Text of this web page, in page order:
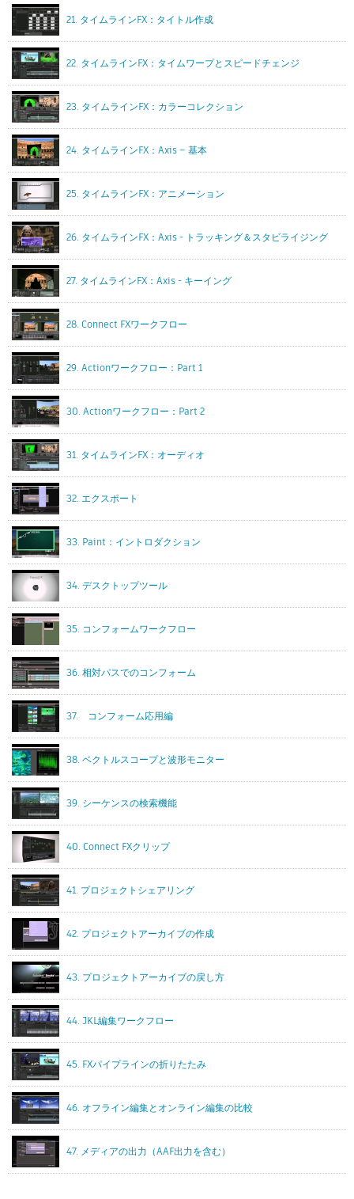
21. タイムラインFX：タイトル作成
22. タイムラインFX：タイムワープとスピードチェンジ
23. タイムラインFX：カラーコレクション
24. タイムラインFX：Axis – 基本
25. タイムラインFX：アニメーション
26. タイムラインFX：Axis - トラッキング＆スタビライジング
27. タイムラインFX：Axis - キーイング
28. Connect FXワークフロー
29. Actionワークフロー：Part 1
30. Actionワークフロー：Part 2
31. タイムラインFX：オーディオ
32. エクスポート
33. Paint：イントロダクション
34. デスクトップツール
35. コンフォームワークフロー
36. 相対パスでのコンフォーム
37. コンフォーム応用編
38. ベクトルスコープと波形モニター
39. シーケンスの検索機能
40. Connect FXクリップ
41. プロジェクトシェアリング
42. プロジェクトアーカイブの作成
43. プロジェクトアーカイブの戻し方
44. JKL編集ワークフロー
45. FXパイプラインの折りたたみ
46. オフライン編集とオンライン編集の比較
47. メディアの出力（AAF出力を含む）